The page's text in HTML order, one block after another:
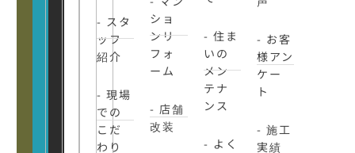
- スタ
ッフ
紹介
- 現場
での
こだ
わり
ショ
ンリ
フォ
ーム
- 店舗
改装
- 住ま
いの
メン
テナ
ンス
- よく
- お客
様アン
ケー
ト
- 施工
実績